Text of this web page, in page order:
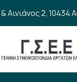
Αινιάνος 2, 10434